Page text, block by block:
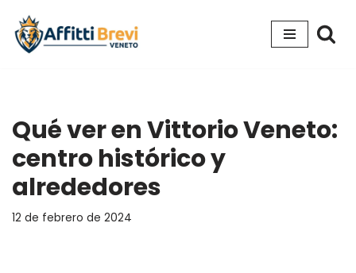
Ir
Qué ver en Vittorio Veneto:
centro histórico y
alrededores
12 de febrero de 2024